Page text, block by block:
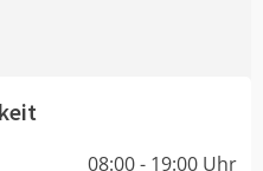
08:00 - 19:00 Uhr